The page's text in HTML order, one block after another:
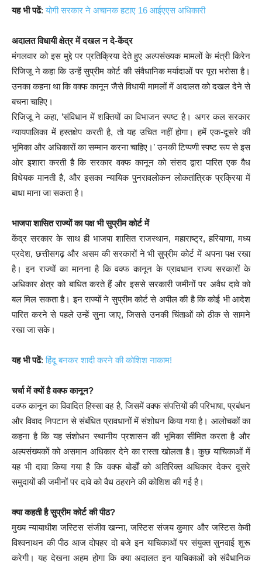
यह भी पढें:योगी सरकार ने अचानक हटाए 16 आईएएस अधिकारी
अदालत विधायी क्षेत्र में दखल न दे-केंद्र
मंगलवार को इस मुद्दे पर प्रतिक्रिया देते हुए अल्पसंख्यक मामलों के मंत्री किरेन
रिजिजू ने कहा कि उन्हें सुप्रीम कोर्ट की संवैधानिक मर्यादाओं पर पूरा भरोसा है।
उनका कहना था कि वक्फ कानून जैसे विधायी मामलों में अदालत को दखल देने से
बचना चाहिए।
रिजिजू ने कहा, ’संविधान में शक्तियों का विभाजन स्पष्ट है। अगर कल सरकार
न्यायपालिका में हस्तक्षेप करती है, तो यह उचित नहीं होगा। हमें एक-दूसरे की
भूमिका और अधिकारों का सम्मान करना चाहिए।’ उनकी टिप्पणी स्पष्ट रूप से इस
ओर इशारा करती है कि सरकार वक्फ कानून को संसद द्वारा पारित एक वैध
विधेयक मानती है, और इसका न्यायिक पुनरावलोकन लोकतांत्रिक प्रक्रिया में
बाधा माना जा सकता है।
भाजपा शासित राज्यों का पक्ष भी सुप्रीम कोर्ट में
केंद्र सरकार के साथ ही भाजपा शासित राजस्थान, महाराष्ट्र, हरियाणा, मध्य
प्रदेश, छत्तीसगढ़ और असम की सरकारों ने भी सुप्रीम कोर्ट में अपना पक्ष रखा
है। इन राज्यों का मानना है कि वक्फ कानून के प्रावधान राज्य सरकारों के
अधिकार क्षेत्र को बाधित करते हैं और इससे सरकारी जमीनों पर अवैध दावे को
बल मिल सकता है। इन राज्यों ने सुप्रीम कोर्ट से अपील की है कि कोई भी आदेश
पारित करने से पहले उन्हें सुना जाए, जिससे उनकी चिंताओं को ठीक से सामने
रखा जा सके।
यह भी पढें:हिंदू बनकर शादी करने की कोशिश नाकाम!
चर्चा में क्यों है वक्फ कानून?
वक्फ कानून का विवादित हिस्सा वह है, जिसमें वक्फ संपत्तियों की परिभाषा, प्रबंधन
और विवाद निपटान से संबंधित प्रावधानों में संशोधन किया गया है। आलोचकों का
कहना है कि यह संशोधन स्थानीय प्रशासन की भूमिका सीमित करता है और
अल्पसंख्यकों को असमान अधिकार देने का रास्ता खोलता है। कुछ याचिकाओं में
यह भी दावा किया गया है कि वक्फ बोर्डों को अतिरिक्त अधिकार देकर दूसरे
समुदायों की जमीनों पर दावे को वैध ठहराने की कोशिश की गई है।
क्या कहती है सुप्रीम कोर्ट की पीठ?
मुख्य न्यायाधीश जस्टिस संजीव खन्ना, जस्टिस संजय कुमार और जस्टिस केवी
विश्वनाथन की पीठ आज दोपहर दो बजे इन याचिकाओं पर संयुक्त सुनवाई शुरू
करेगी। यह देखना अहम होगा कि क्या अदालत इन याचिकाओं को संवैधानिक